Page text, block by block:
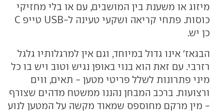
מיזוג או משענת בין המושבים, עם או בלי מחזיקי
כוסות. פתחי קריאה ושקעי טעינה ל-USB טייפ C
כן יש.
הבגאז' אינו גדול במיוחד, וגם אין למרגלותיו גלגל
רזרבי. עם זאת הוא בנוי באופן נגיש וטוב ויש בו כל
מיני פתרונות לשלל פריטי מטען - תאים, ווים
ורצועות. ברכב המבחן נהננו ממשטח מדהים שצורף
- מין מרקם מחוספס שמאוד מקשה על המטען לנוע